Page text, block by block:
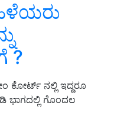
?
ಕೋರ್ಟ್ ‌ನಲ್ಲಿ ಇದ್ದರೂ
ಭಾಗದಲ್ಲಿ ಗೊಂದಲ